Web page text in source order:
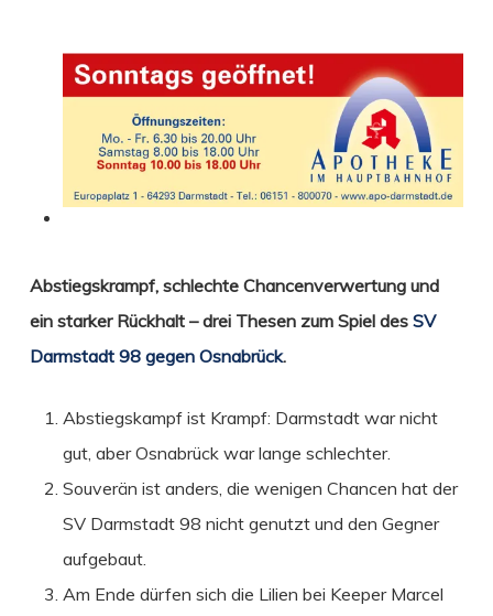
Abstiegskrampf, schlechte Chancenverwertung und
ein starker Rückhalt – drei Thesen zum Spiel des SV
Darmstadt 98 gegen Osnabrück.
Abstiegskampf ist Krampf: Darmstadt war nicht
gut, aber Osnabrück war lange schlechter.
Souverän ist anders, die wenigen Chancen hat der
SV Darmstadt 98 nicht genutzt und den Gegner
aufgebaut.
Am Ende dürfen sich die Lilien bei Keeper Marcel